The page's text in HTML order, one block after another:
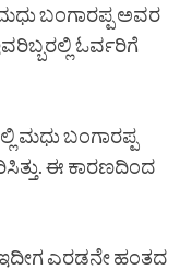
ಬಂಗಾರಪ್ಪ ಅವರ
ಓರ್ವರಿಗೆ
ಮಧು ಬಂಗಾರಪ್ಪ
ಈ ಕಾರಣದಿಂದ
ಎರಡನೇ ಹಂತದ